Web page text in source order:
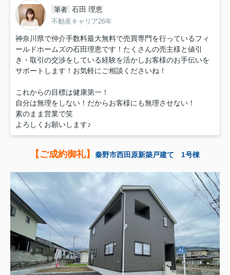
筆者 石田 理恵
不動産キャリア26年
神奈川県で仲介手数料最大無料で売買専門を行っているフィ
ールドホームズの石田理恵です！たくさんの売主様と値引
き・取引の交渉をしている経験を活かしお客様のお手伝いを
サポートします！お気軽にご相談くださいね！
これからの目標は健康第一！
自分は無理をしない！だからお客様にも無理させない！
素のまま営業で笑
よろしくお願いします♪
【ご成約御礼】 秦野市西田原新築戸建て 1号棟